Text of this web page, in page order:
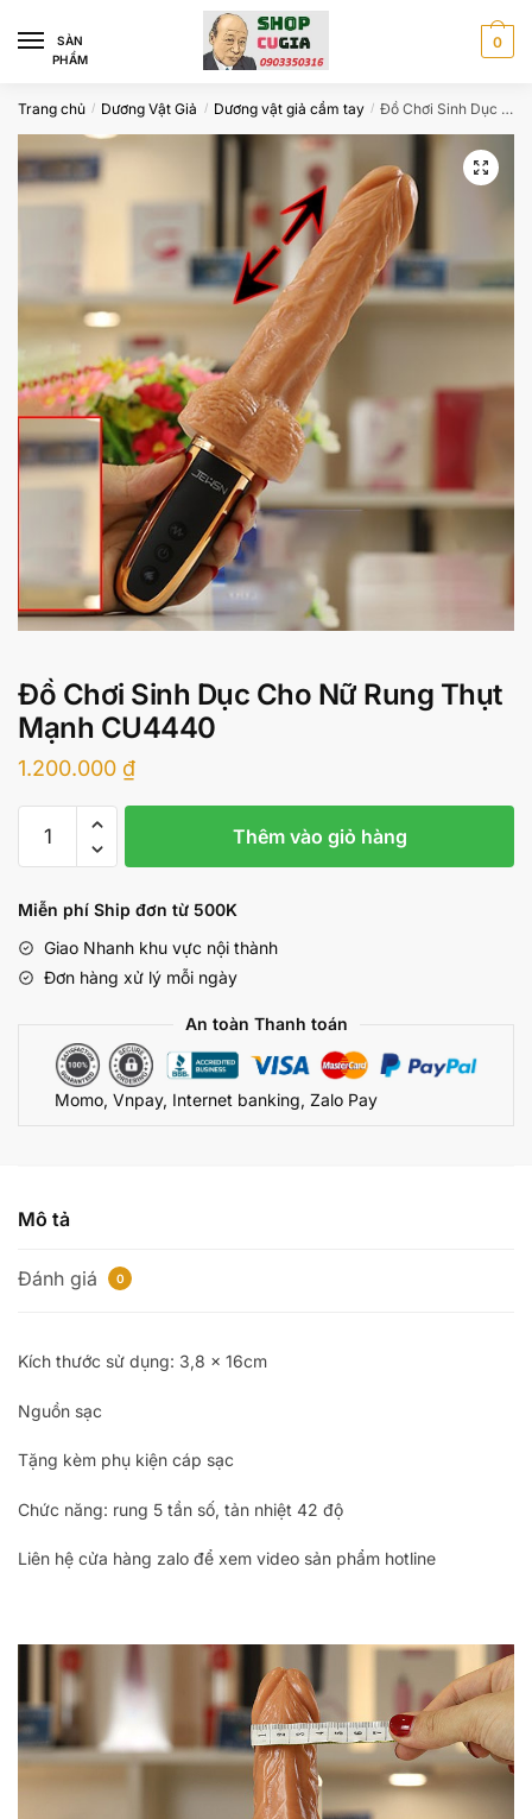
navigation
content
SÀN
PHẨM
0
Trang chủ / Dương Vật Giả / Dương vật giả cầm tay / Đồ Chơi Sinh Dục Cho Nữ Rung Thụt Mạnh CU4440
Đồ Chơi Sinh Dục Cho Nữ Rung Thụt
Mạnh CU4440
1.200.000 ₫
Chơi
Dục
Nữ
Rung
Mạnh
CU4440
Thêm vào giỏ hàng
Miễn phí Ship đơn từ 500K
Giao Nhanh khu vực nội thành
Đơn hàng xử lý mỗi ngày
An toàn Thanh toán
Momo, Vnpay, Internet banking, Zalo Pay
Mô tả
Đánh giá 0
Kích thước sử dụng: 3,8 x 16cm
Nguồn sạc
Tặng kèm phụ kiện cáp sạc
Chức năng: rung 5 tần số, tản nhiệt 42 độ
Liên hệ cửa hàng zalo để xem video sản phẩm hotline